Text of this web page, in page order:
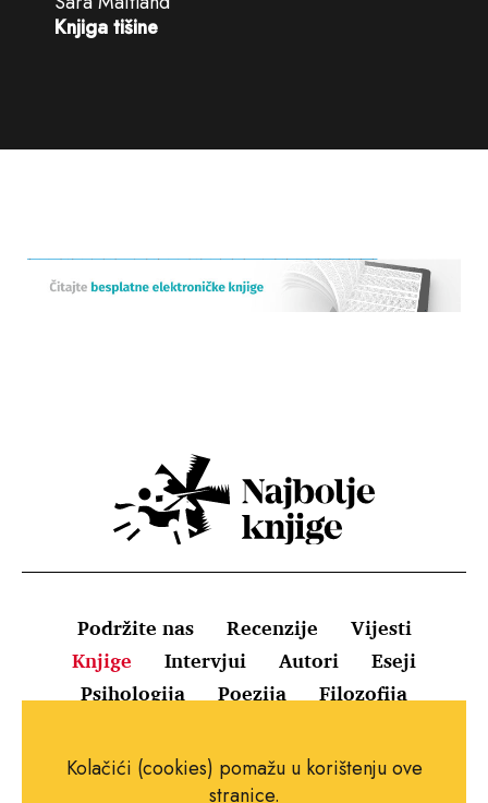
Knjiga tišine
Podržite nas Recenzije
Vijesti
Knjige
Intervjui Autori
Eseji
Psihologija
Poezija Filozofija
Uvjeti korištenja
Pravila o kolačićima
Impressum
Kolačići (cookies) pomažu u korištenju ove
stranice.